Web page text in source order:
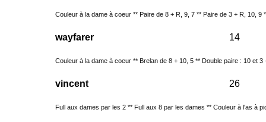
Couleur à la dame à coeur ** Paire de 8 + R, 9, 7 ** Paire de 3 + R, 10,
wayfarer 14
Couleur à la dame à coeur ** Brelan de 8 + 10, 5 ** Double paire : 10 et
vincent 26
Full aux dames par les 2 ** Full aux 8 par les dames ** Couleur à l'as à